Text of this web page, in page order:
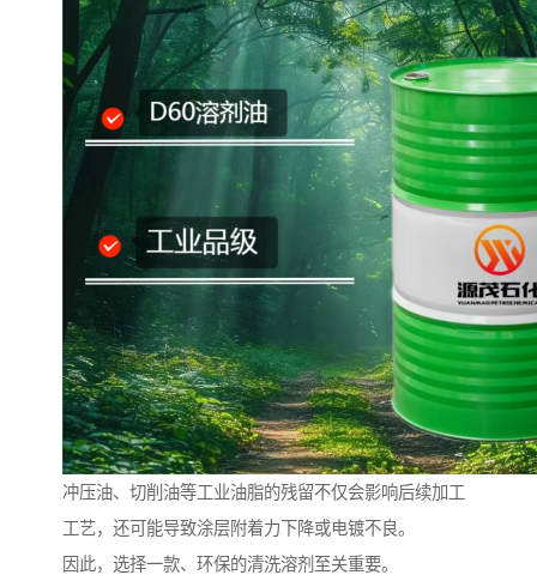
冲压油、切削油等工业油脂的残留不仅会影响后续加工
工艺，还可能导致涂层附着力下降或电镀不良。
因此，选择一款、环保的清洗溶剂至关重要。